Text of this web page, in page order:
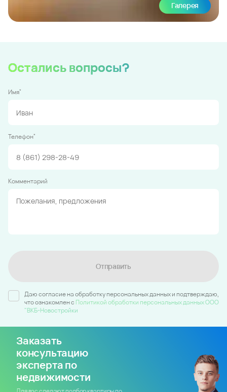
Галерея
Остались вопросы?
Имя*
Телефон*
Комментарий
Отправить
Даю согласие на обработку персональных данных и подтверждаю,
что ознакомлен c Политикой обработки персональных данных ООО
"ВКБ-Новостройки
Заказать
консультацию
эксперта по
недвижимости